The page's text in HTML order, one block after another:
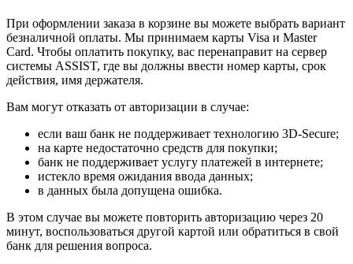
При оформлении заказа в корзине вы можете выбрать вариант
безналичной оплаты. Мы принимаем карты Visa и Master
Card. Чтобы оплатить покупку, вас перенаправит на сервер
системы ASSIST, где вы должны ввести номер карты, срок
действия, имя держателя.
Вам могут отказать от авторизации в случае:
если ваш банк не поддерживает технологию 3D-Secure;
на карте недостаточно средств для покупки;
банк не поддерживает услугу платежей в интернете;
истекло время ожидания ввода данных;
в данных была допущена ошибка.
В этом случае вы можете повторить авторизацию через 20
минут, воспользоваться другой картой или обратиться в свой
банк для решения вопроса.